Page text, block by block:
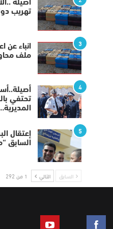
أصيلة
تهريب
3
انباء عن
ملف
4
5
إعتقال
السابق
السابق التالي 1 من 292